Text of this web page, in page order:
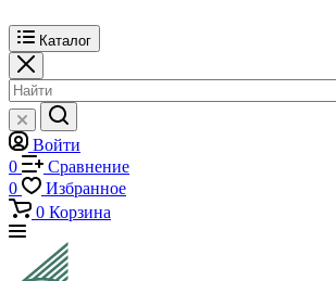
Каталог
Войти
0
Сравнение
0
Избранное
0 Корзина